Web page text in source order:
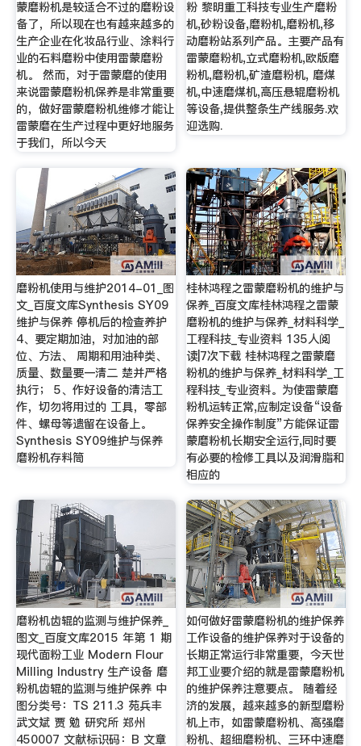
蒙磨粉机是较适合不过的磨粉设
备了，所以现在也有越来越多的
生产企业在化妆品行业、涂料行
业的石料磨粉中使用雷蒙磨粉
机。 然而，对于雷蒙磨的使用
来说雷蒙磨粉机保养是非常重要
的，做好雷蒙磨粉机维修才能让
雷蒙磨在生产过程中更好地服务
于我们，所以今天
粉 黎明重工科技专业生产磨粉
机,砂粉设备,磨粉机,磨粉机,移
动磨粉站系列产品。主要产品有
雷蒙磨粉机,立式磨粉机,欧版磨
粉机,磨粉机,矿渣磨粉机, 磨煤
机,中速磨煤机,高压悬辊磨粉机
等设备,提供整条生产线服务.欢
迎选购.
磨粉机使用与维护2014-01_图
文_百度文库Synthesis SY09
维护与保养 停机后的检查养护
4、要定期加油，对加油的部
位、方法、 周期和用油种类、
质量、数量要一清二 楚并严格
执行； 5、作好设备的清洁工
作，切勿将用过的 工具，零部
件、螺母等遗留在设备上。
Synthesis SY09维护与保养
磨粉机存料筒
桂林鸿程之雷蒙磨粉机的维护与
保养_百度文库桂林鸿程之雷蒙
磨粉机的维护与保养_材料科学_
工程科技_专业资料 135人阅
读|7次下载 桂林鸿程之雷蒙磨
粉机的维护与保养_材料科学_工
程科技_专业资料。为使雷蒙磨
粉机运转正常,应制定设备“设备
保养安全操作制度”方能保证雷
蒙磨粉机长期安全运行,同时要
有必要的检修工具以及润滑脂和
相应的
磨粉机齿辊的监测与维护保养_
图文_百度文库2015 年第 1 期
现代面粉工业 Modern Flour
Milling Industry 生产设备 磨
粉机齿辊的监测与维护保养 中
图分类号：TS 211.3 苑兵丰
武文斌 贾 勉 研究所 郑州
450007 文献标识码：B 文章
如何做好雷蒙磨粉机的维护保养
工作设备的维护保养对于设备的
长期正常运行非常重要，今天世
邦工业要介绍的就是雷蒙磨粉机
的维护保养注意要点。 随着经
济的发展，越来越多的新型磨粉
机上市，如雷蒙磨粉机、高强磨
粉机、超细磨粉机、三环中速磨